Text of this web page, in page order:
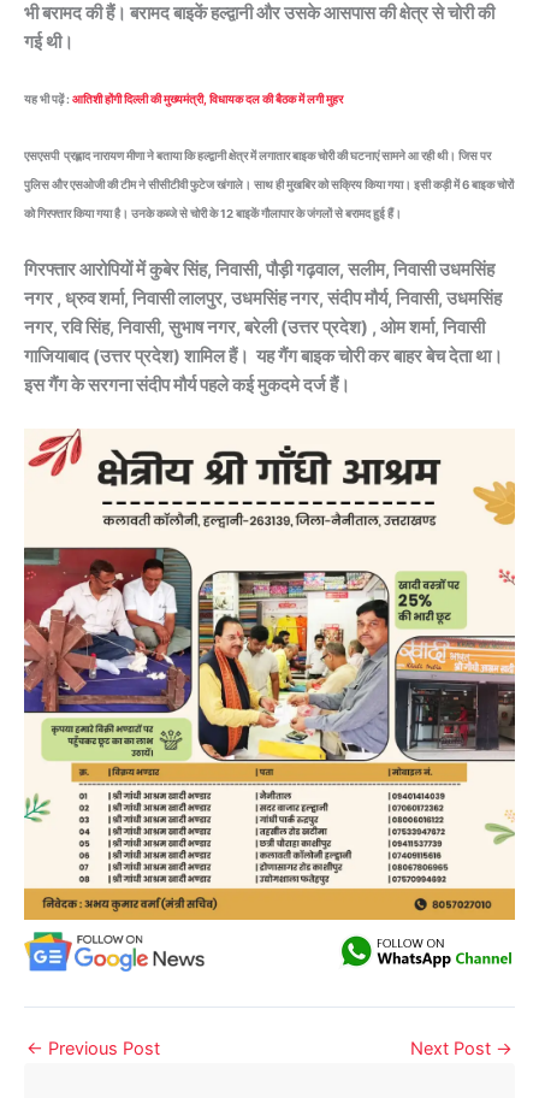
भी बरामद की हैं। बरामद बाइकें हल्द्वानी और उसके आसपास की क्षेत्र से चोरी की
गई थी।
यह भी पढ़ें : आतिशी होंगी दिल्ली की मुख्यमंत्री, विधायक दल की बैठक में लगी मुहर
एसएसपी प्रह्लाद नारायण मीणा ने बताया कि हल्द्वानी क्षेत्र में लगातार बाइक चोरी की घटनाएं सामने आ रही थी। जिस पर
पुलिस और एसओजी की टीम ने सीसीटीवी फुटेज खंगाले। साथ ही मुखबिर को सक्रिय किया गया। इसी कड़ी में 6 बाइक चोरों
को गिरफ्तार किया गया है। उनके कब्जे से चोरी के 12 बाइकें गौलापार के जंगलों से बरामद हुई हैं।
गिरफ्तार आरोपियों में कुबेर सिंह, निवासी, पौड़ी गढ़वाल, सलीम, निवासी उधमसिंह
नगर , ध्रुव शर्मा, निवासी लालपुर, उधमसिंह नगर, संदीप मौर्य, निवासी, उधमसिंह
नगर, रवि सिंह, निवासी, सुभाष नगर, बरेली (उत्तर प्रदेश) , ओम शर्मा, निवासी
गाजियाबाद (उत्तर प्रदेश) शामिल हैं। यह गैंग बाइक चोरी कर बाहर बेच देता था।
इस गैंग के सरगना संदीप मौर्य पहले कई मुकदमे दर्ज हैं।
← Previous Post Next Post →